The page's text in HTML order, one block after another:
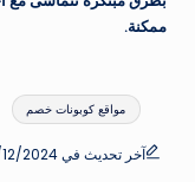
ممكنة.
العلامات:مواقع كوبونات خصم
آخر تحديث في 21/12/2024